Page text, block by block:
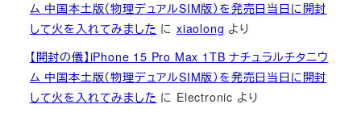
ム 中国本土版（物理デュアルSIM版）を発売日当日に開封
して火を入れてみました にxiaolong より
【開封の儀】iPhone 15 Pro Max 1TB ナチュラルチタニウ
ム 中国本土版（物理デュアルSIM版）を発売日当日に開封
して火を入れてみました に Electronic より